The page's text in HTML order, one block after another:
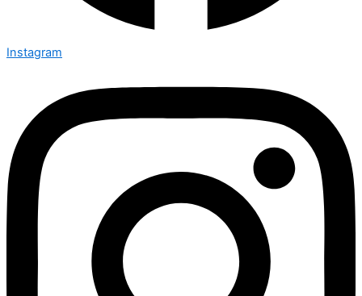
Instagram